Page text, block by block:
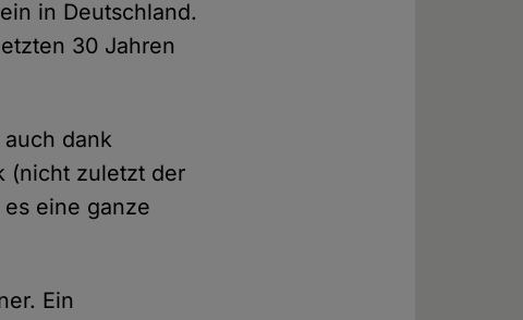
in Deutschland.
30 Jahren
dank
(nicht zuletzt der
eine ganze
Ein